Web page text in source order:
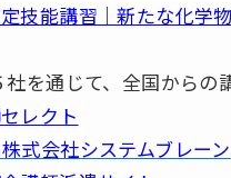
技能講習｜新たな化学
を通じて、全国からの
レクト
式会社システムブレーン